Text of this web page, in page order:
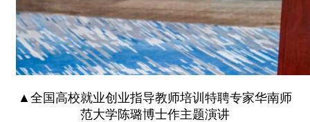
▲全国高校就业创业指导教师培训特聘专家华南师
范大学陈璐博士作主题演讲